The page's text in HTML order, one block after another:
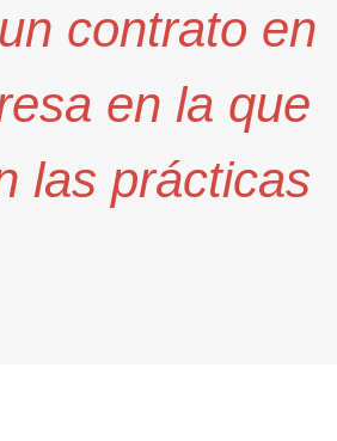
contrato en
en la que
las prácticas